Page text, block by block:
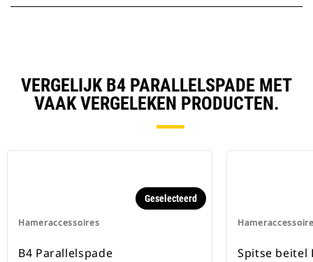
VERGELIJK B4 PARALLELSPADE MET
VAAK VERGELEKEN PRODUCTEN.
Hameraccessoires
Geselecteerd
B4 Parallelspade Spitse beitel